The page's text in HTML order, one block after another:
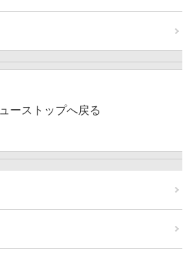
ーストップへ戻る